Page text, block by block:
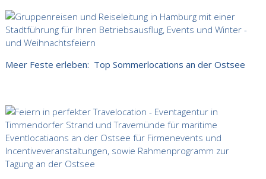
Meer Feste erleben: Top Sommerlocations an der Ostsee